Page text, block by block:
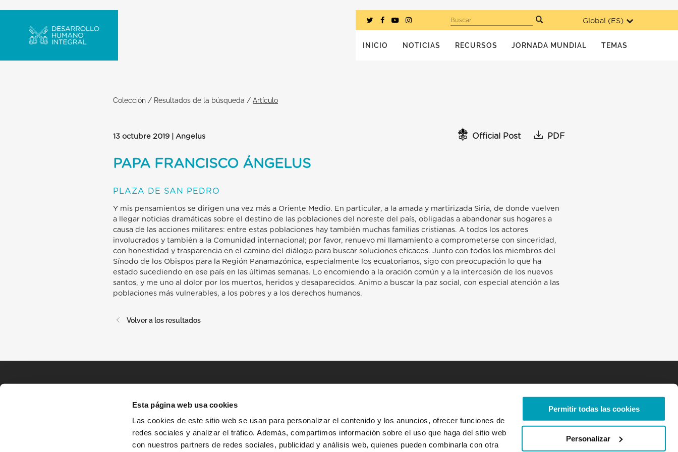
Esta página web usa cookies
Las cookies de este sitio web se usan para personalizar el contenido y los anuncios, ofrecer funciones de
redes sociales y analizar el tráfico. Además, compartimos información sobre el uso que haga del sitio web
con nuestros partners de redes sociales, publicidad y análisis web, quienes pueden combinarla con otra
Permitir todas las cookies
Personalizar
Global (ES)
Buscar
INICIO NOTICIAS RECURSOS JORNADA MUNDIAL TEMAS
Colección / Resultados de la búsqueda / Artículo
13 octubre 2019 | Angelus Official Post PDF
PAPA FRANCISCO ÁNGELUS
PLAZA DE SAN PEDRO
Y mis pensamientos se dirigen una vez más a Oriente Medio. En particular, a la amada y martirizada Siria, de donde vuelven
a llegar noticias dramáticas sobre el destino de las poblaciones del noreste del país, obligadas a abandonar sus hogares a
causa de las acciones militares: entre estas poblaciones hay también muchas familias cristianas. A todos los actores
involucrados y también a la Comunidad internacional; por favor, renuevo mi llamamiento a comprometerse con sinceridad,
con honestidad y trasparencia en el camino del diálogo para buscar soluciones eficaces. Junto con todos los miembros del
Sínodo de los Obispos para la Región Panamazónica, especialmente los ecuatorianos, sigo con preocupación lo que ha
estado sucediendo en ese país en las últimas semanas. Lo encomiendo a la oración común y a la intercesión de los nuevos
santos, y me uno al dolor por los muertos, heridos y desaparecidos. Animo a buscar la paz social, con especial atención a las
poblaciones más vulnerables, a los pobres y a los derechos humanos.
Volver a los resultados
INICIO HISTORIAS RECURSOS